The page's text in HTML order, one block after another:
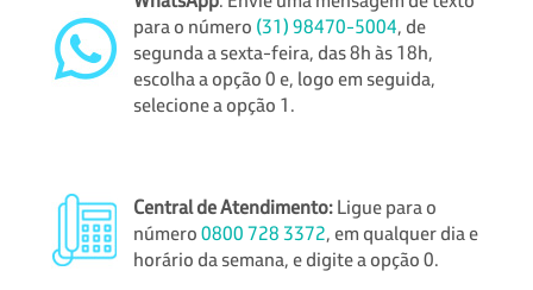
para o número (31) 98470-5004, de
segunda a sexta-feira, das 8h às 18h,
escolha a opção 0 e, logo em seguida,
selecione a opção 1.
Central de Atendimento:Ligue para o
número0800 728 3372, em qualquer dia e
horário da semana, e digite a opção 0.